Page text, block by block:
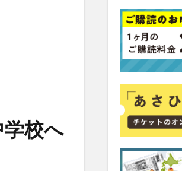
校へ